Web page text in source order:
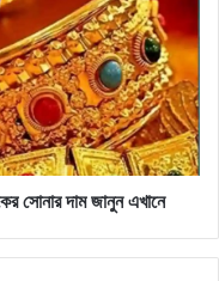
সোনার দাম জানুন এখানে